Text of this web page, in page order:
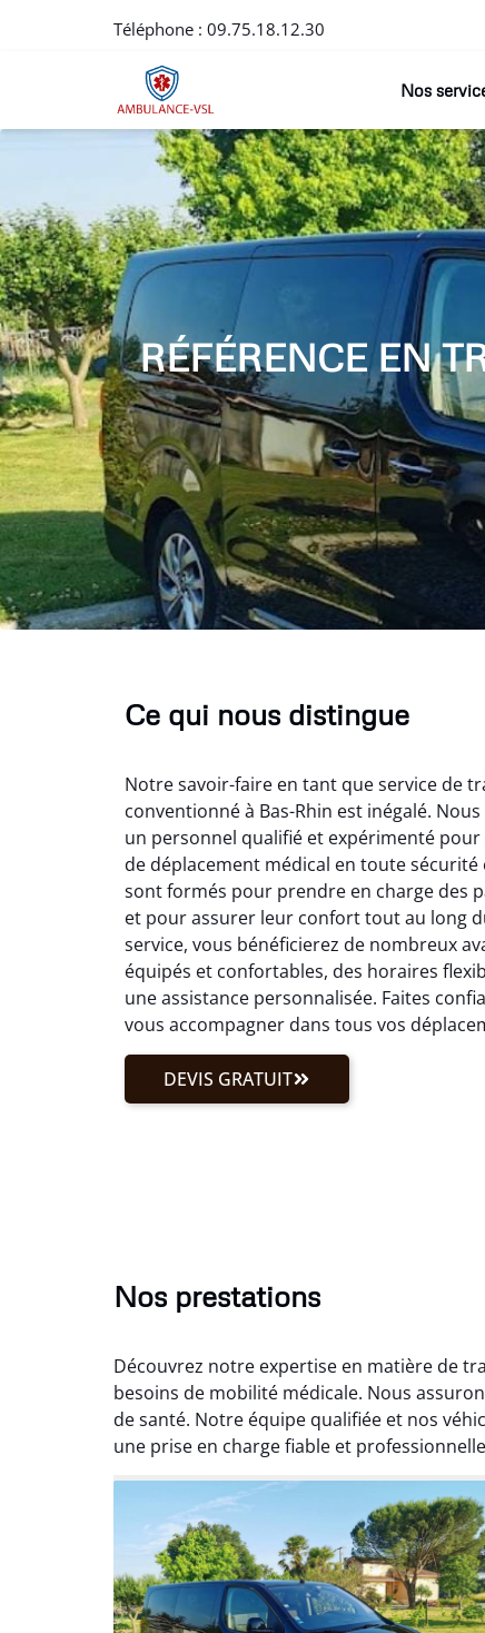
Téléphone : 09.75.18.12.30
Nos
RÉFÉRENCE EN
Ce qui nous distingue
Notre savoir-faire en tant que service de
conventionné à Bas-Rhin est inégalé.
un personnel qualifié et expérimenté
de déplacement médical en toute
sont formés pour prendre en charge des
et pour assurer leur confort tout au long
service, vous bénéficierez de nombreux
équipés et confortables, des horaires
une assistance personnalisée. Faites
vous accompagner dans tous vos
DEVIS GRATUIT
Nos prestations
Découvrez notre expertise en matière de
besoins de mobilité médicale. Nous
de santé. Notre équipe qualifiée et nos
une prise en charge fiable et